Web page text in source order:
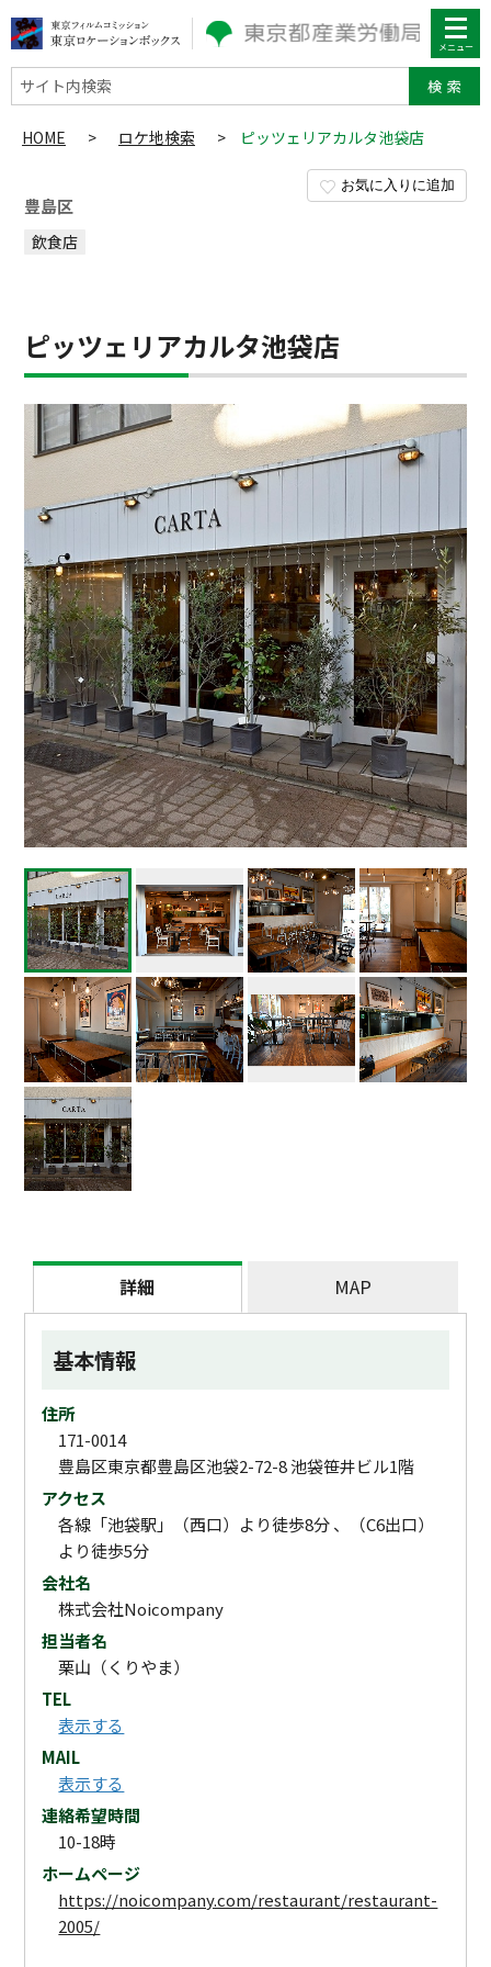
サイト内検索
HOME > ロケ地検索 > ピッツェリアカルタ池袋店
お気に入りに追加
豊島区
飲食店
ピッツェリアカルタ池袋店
詳細 MAP
基本情報
住所
171-0014
豊島区東京都豊島区池袋2-72-8 池袋笹井ビル1階
アクセス
各線「池袋駅」（西口）より徒歩8分 、（C6出口）
より徒歩5分
会社名
株式会社Noicompany
担当者名
栗山（くりやま）
TEL
表示する
MAIL
表示する
連絡希望時間
10-18時
ホームページ
https://noicompany.com/restaurant/restaurant-
2005/